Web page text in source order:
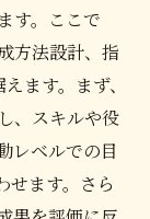
す。ここで
方法設計、指
ます。まず、
、スキルや役
レベルでの目
せます。さら